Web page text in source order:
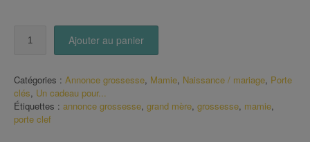
Annonce
grossesse
"Tu
vas
Ajouter au panier
Catégories : Annonce grossesse, Mamie, Naissance / mariage, Porte
clés, Un cadeau pour...
Étiquettes : annonce grossesse, grand mère, grossesse, mamie,
porte clef